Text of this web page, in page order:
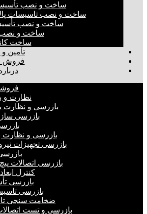
ساخت و نصب
ساخت و نصب تاسیسات
ساخت و نصب
ساخت و نصب
ساخت
تأمین و
فروش
نظارت و
بازرسی و نظارت
بازرسی
بازرسی و نظارت
بازرسی تجهیزات
بازرسی اتصالات
کنترل
بازرسی
بازرسی
ضخامت سنجی
بازرسی و تست